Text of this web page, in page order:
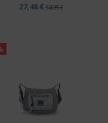
27,48 € 54,95 €